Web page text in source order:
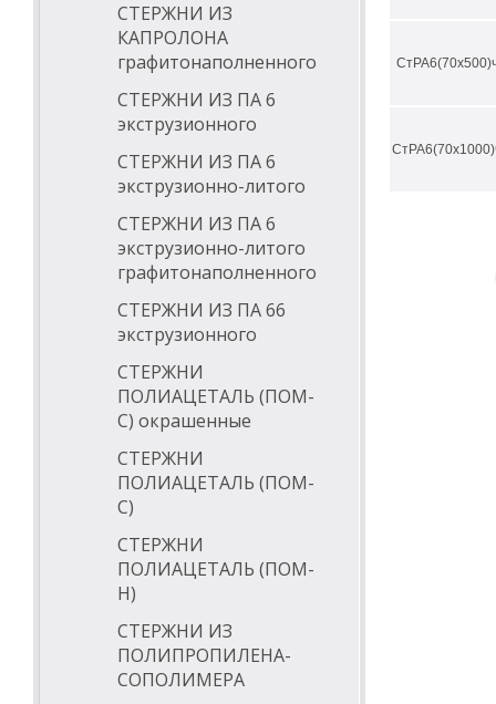
СТЕРЖНИ ИЗ
КАПРОЛОНА
графитонаполненного
СТЕРЖНИ ИЗ ПА 6
экструзионного
СТЕРЖНИ ИЗ ПА 6
экструзионно-литого
СТЕРЖНИ ИЗ ПА 6
экструзионно-литого
графитонаполненного
СТЕРЖНИ ИЗ ПА 66
экструзионного
СТЕРЖНИ
ПОЛИАЦЕТАЛЬ (ПОМ-
С) окрашенные
СТЕРЖНИ
ПОЛИАЦЕТАЛЬ (ПОМ-
С)
СТЕРЖНИ
ПОЛИАЦЕТАЛЬ (ПОМ-
Н)
СТЕРЖНИ ИЗ
ПОЛИПРОПИЛЕНА-
СОПОЛИМЕРА